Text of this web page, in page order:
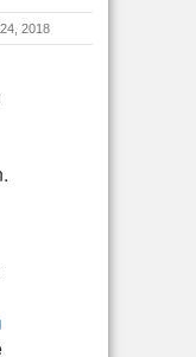
2018